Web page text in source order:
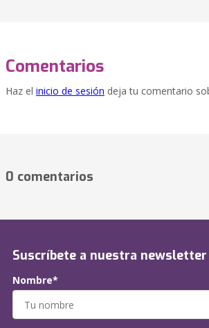
Comentarios
Haz el inicio de sesión deja tu comentario
0 comentarios
Suscríbete a nuestra newsletter
Nombre*